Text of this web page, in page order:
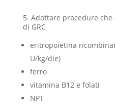
5. Adottare procedure
di GRC
eritropoietina
U/kg/die)
ferro
vitamina B12 e folati
NPT